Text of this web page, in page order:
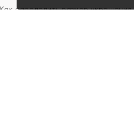
Как определить размер украшения